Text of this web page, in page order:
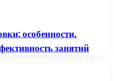
особенности,
занятий